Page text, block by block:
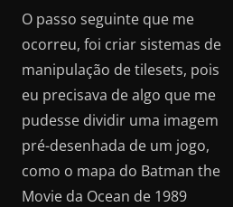
O passo seguinte que me
ocorreu, foi criar sistemas de
manipulação de tilesets, pois
eu precisava de algo que me
pudesse dividir uma imagem
pré-desenhada de um jogo,
como o mapa do Batman the
Movie da Ocean de 1989